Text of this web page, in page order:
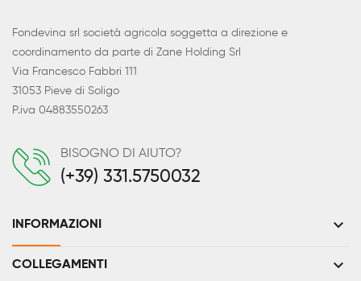
Fondevina srl società agricola soggetta a direzione e
coordinamento da parte di Zane Holding Srl
Via Francesco Fabbri 111
31053 Pieve di Soligo
P.iva 04883550263
BISOGNO DI AIUTO?
(+39) 331.5750032
INFORMAZIONI keyboard_arrow_down
COLLEGAMENTI keyboard_arrow_down